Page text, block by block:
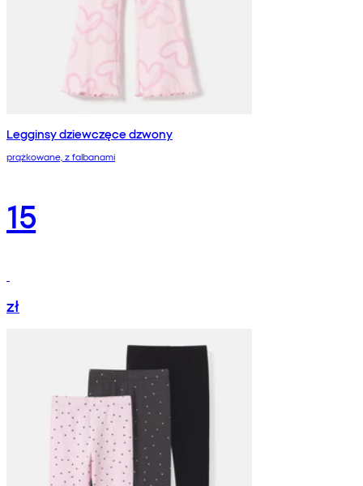
Legginsy dziewczęce dzwony
prążkowane, z falbanami
15
zł